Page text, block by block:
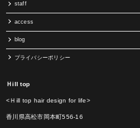
staff
access
blog
プライバシーポリシー
Ｈill top
<Ｈill top hair design for life>
香川県高松市岡本町556-16